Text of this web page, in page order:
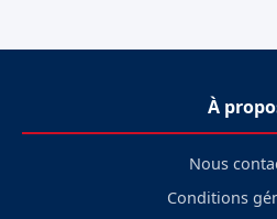
À
Nous
Conditions